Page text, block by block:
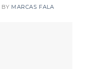
BY MARCAS FALA